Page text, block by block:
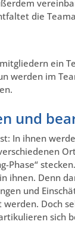
die
ein
im
und
In ihnen
Phase“
ihnen. Denn
und
Doch
sich